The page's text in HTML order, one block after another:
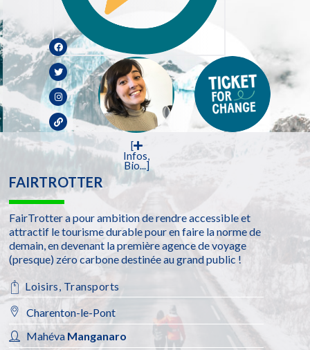
[
Infos,
Bio...]
FAIRTROTTER
FairTrotter a pour ambition de rendre accessible et
attractif le tourisme durable pour en faire la norme de
demain, en devenant la première agence de voyage
(presque) zéro carbone destinée au grand public !
Loisirs, Transports
Charenton-le-Pont
Mahéva Manganaro